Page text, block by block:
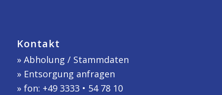
Kontakt
» Abholung / Stammdaten
» Entsorgung anfragen
» fon: +49 3333 • 54 78 10